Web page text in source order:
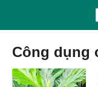
công dụng